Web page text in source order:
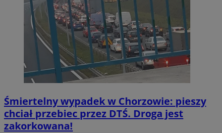
Śmiertelny wypadek w Chorzowie: pieszy
chciał przebiec przez DTŚ. Droga jest
zakorkowana!